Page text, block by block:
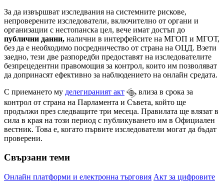
За да извършват изследвания на системните рискове,
непроверените изследователи, включително от органи и
организации с нестопанска цел, вече имат достъп до
публични данни, налични в интерфейсите на МГОП и МГОТ,
без да е необходимо посредничество от страна на ОЦД. Взети
заедно, тези две разпоредби предоставят на изследователите
безпрецедентни правомощия за контрол, които им позволяват
да допринасят ефективно за наблюдението на онлайн средата.
С приемането му делегираният акт
влиза в срока за
контрол от страна на Парламента и Съвета, който ще
продължи през следващите три месеца. Правилата ще влязат в
сила в края на този период с публикуването им в Официален
вестник. Това е, когато първите изследователи могат да бъдат
проверени.
Свързани теми
Онлайн платформи и електронна търговия Акт за цифровите